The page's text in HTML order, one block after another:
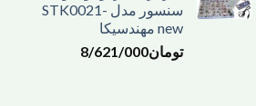
سنسور مدل STK0021-
new مهندسیکا
تومان8/621/000